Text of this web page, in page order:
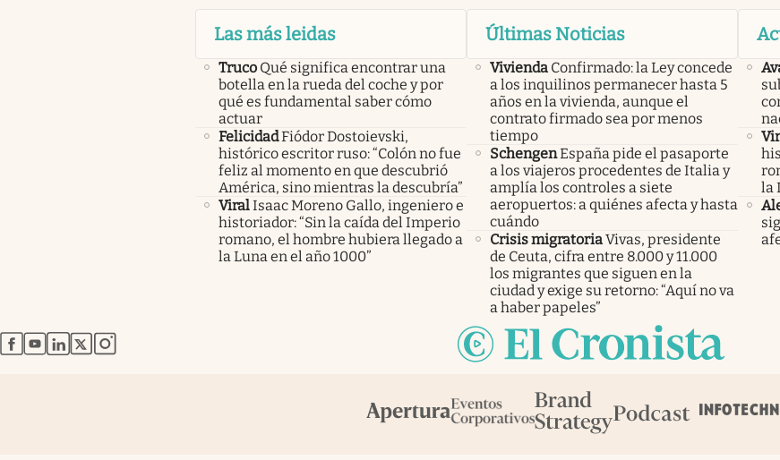
Las más leidas
Truco Qué significa encontrar una
botella en la rueda del coche y por
qué es fundamental saber cómo
actuar
FelicidadFiódor Dostoievski,
histórico escritor ruso: “Colón no fue
feliz al momento en que descubrió
América, sino mientras la descubría”
ViralIsaac Moreno Gallo, ingeniero e
historiador: “Sin la caída del Imperio
romano, el hombre hubiera llegado a
la Luna en el año 1000”
Últimas Noticias
Vivienda Confirmado: la Ley concede
a los inquilinos permanecer hasta 5
años en la vivienda, aunque el
contrato firmado sea por menos
tiempo
SchengenEspaña pide el pasaporte
a los viajeros procedentes de Italia y
amplía los controles a siete
aeropuertos: a quiénes afecta y hasta
cuándo
Crisis migratoriaVivas, presidente
de Ceuta, cifra entre 8.000 y 11.000
los migrantes que siguen en la
ciudad y exige su retorno: “Aquí no va
a haber papeles”
la
abre en nueva pestaña
abre en nueva pestaña
abre en nueva pestaña
abre en nueva pestaña
abre en nueva pestaña